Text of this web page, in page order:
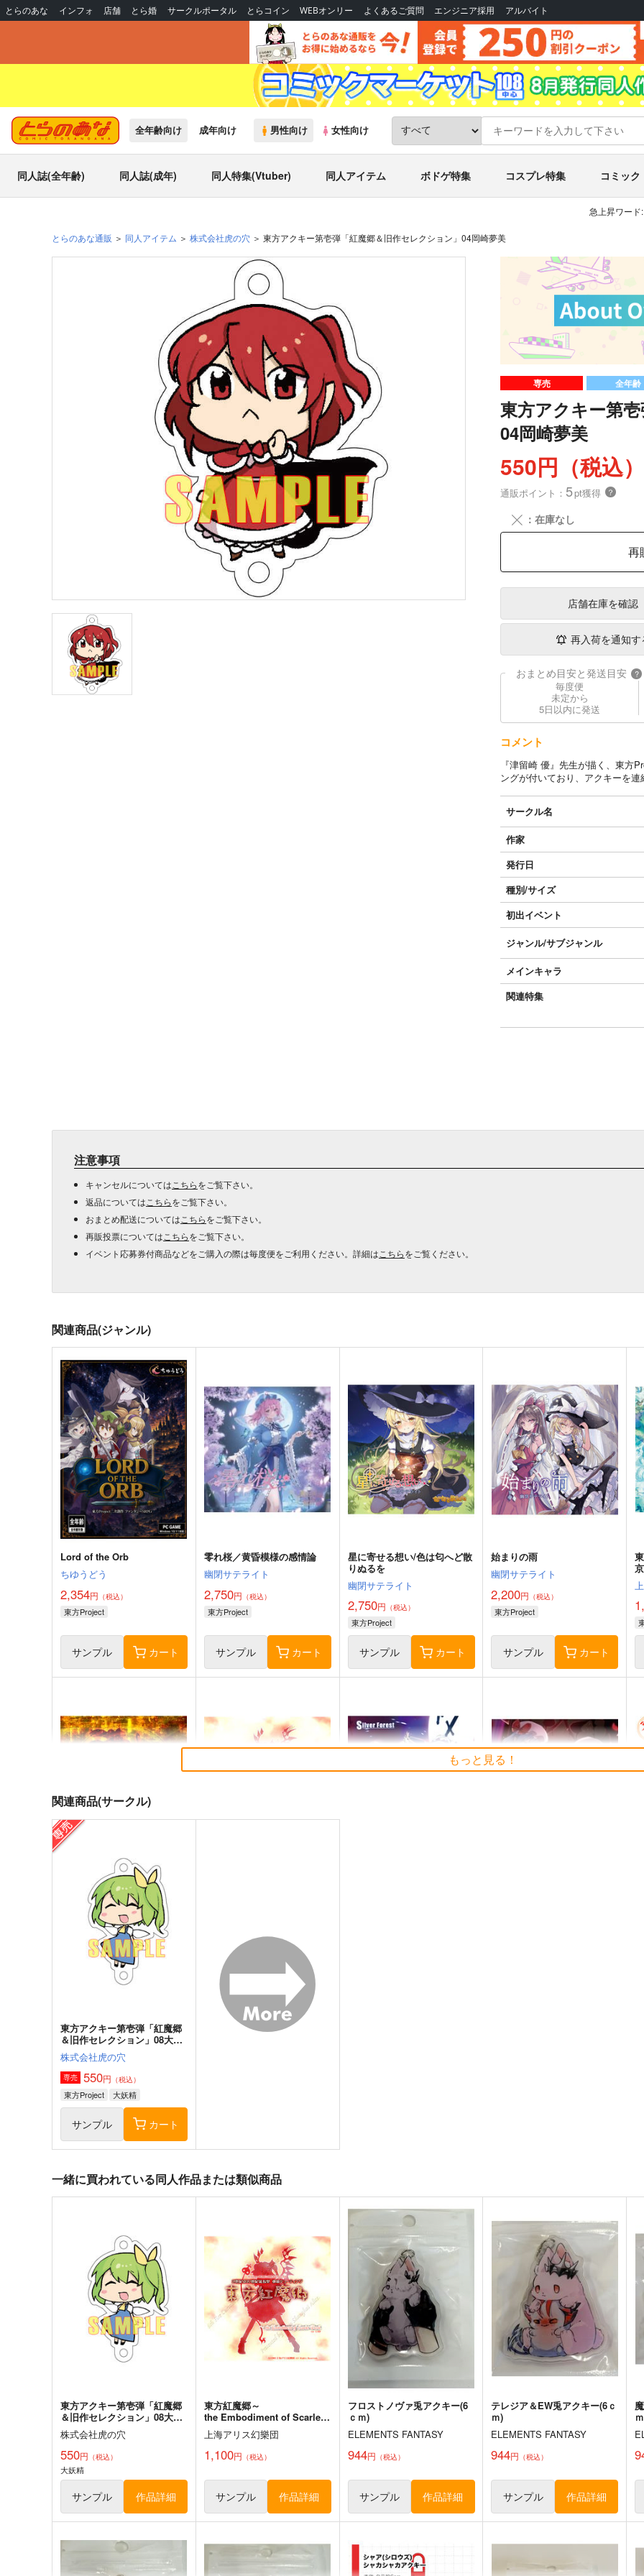
とらのあな インフォ 店舗 とら婚 サークルポータル とらコイン WEBオンリー よくあるご質問 エンジニア採用 アルバイト
全年齢向け 成年向け 男性向け 女性向け
同人誌(全年齢) 同人誌(成年) 同人特集(Vtuber) 同人アイテム ボドゲ特集 コスプレ特集 コミッ
急上昇ワード:
とらのあな通販 同人アイテム 株式会社虎の穴 東方アクキー第壱弾「紅魔郷＆旧作セレクション」04岡崎夢美
専売 全年齢
東方アクキー第
04岡崎夢美
550円（税込）
通販ポイント： 5pt獲得 ？
╳ ：在庫なし
再
店舗在庫を確認
再入荷を通知す
おまとめ目安と発送目安 ?
毎度便
未定から
5日以内に発送
コメント
『津留崎 優』先生が描く、東方
ングが付いており、アクキーを
サークル名
作家
発行日
種別/サイズ
初出イベント
ジャンル/サブジャンル
メインキャラ
関連特集
注意事項
キャンセルについては こちらをご覧下さい。
返品については こちらをご覧下さい。
おまとめ配送については こちらをご覧下さい。
再販投票については こちらをご覧下さい。
イベント応募券付商品などをご購入の際は毎度便をご利用ください。詳細は こちらをご覧ください。
関連商品(ジャンル)
Lord of the Orb
ちゆうどう
2,354円 （税込）
東方Project
サンプル カート
零れ桜／黄昏模様の感情論
幽閉サテライト
2,750円 （税込）
東方Project
サンプル カート
星に寄せる想い/色は匂へど散
りぬるを
幽閉サテライト
2,750円 （税込）
東方Project
サンプル カート
始まりの雨
幽閉サテライト
2,200円 （税込）
東方Project
サンプル カート
東方剛欲異聞～水没した沈愁
黄昏フロンティア
2,200円 （税込）
東方Project
（税込）
東方Project
サンプル カート
舞風-Maikaze
（税込）
東方Project
サンプル カート
ババソイヤー
660 （税込）
東方Project
サンプル カート
チルノという少女ー純文学チ
ルノまとめ本ー
牧草べびぃべっど
円（税込）
東方Project チルノ
サンプル カート
胡玉書厨
（税込）
東方Project
東風谷早苗
古明地こいし
サンプル カート
Clutch Shooter #04
REVENGE
堂単独ライブ！
もっと見る！
関連商品(サークル)
東方アクキー第壱弾「紅魔郷
＆旧作セレクション」08大妖
精
株式会社虎の穴
専売 550円 （税込）
東方Project 大妖精
サンプル カート
一緒に買われている同人作品または類似商品
東方アクキー第壱弾「紅魔郷
＆旧作セレクション」08大妖
精
株式会社虎の穴
550円 （税込）
大妖精
サンプル 作品詳細
東方紅魔郷～
the Embodiment of Scarlet
Devil～
上海アリス幻樂団
1,100円 （税込）
サンプル 作品詳細
フロストノヴァ兎アクキー(6
ｃｍ)
ELEMENTS FANTASY
944円 （税込）
サンプル 作品詳細
テレジア＆EW兎アクキー(6ｃ
ｍ)
ELEMENTS FANTASY
944円 （税込）
サンプル 作品詳細